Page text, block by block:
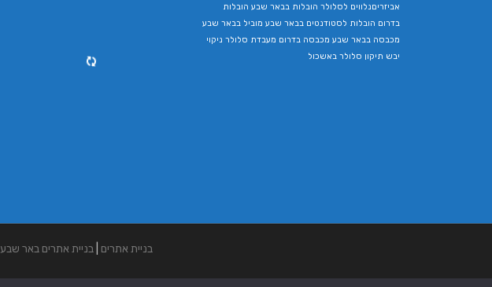
אביזריםנלווים לסלולר הובלות בבאר שבע הובלות
בדרום הובלות לסטודנטים בבאר שבע מוביל בבאר שבע
מכבסה בבאר שבע מכבסה בדרום מעבדת סלולר ניקוי
יבש תיקון סלולר באשכול
בניית אתרים בניית אתרים באר שבע